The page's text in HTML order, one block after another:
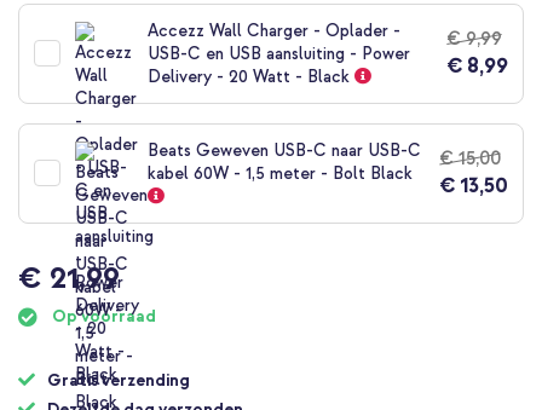
begin
van
afbeeldingen-
gallerij
Accezz Wall Charger - Oplader -
USB-C en USB aansluiting - Power
Delivery - 20 Watt - Black
€ 9,99
€ 8,99
Beats Geweven USB-C naar USB-C
kabel 60W - 1,5 meter - Bolt Black
€ 15,00
€ 13,50
€ 21,99
Op voorraad
Gratis verzending